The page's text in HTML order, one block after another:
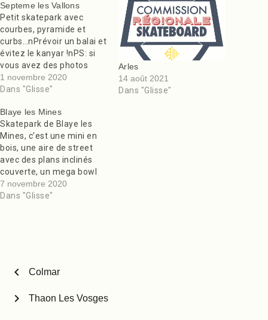
Septeme les Vallons
Petit skatepark avec
courbes, pyramide et
curbs…nPrévoir un balai et
évitez le kanyar !nPS: si
vous avez des photos
envoyez les à
« webmaster@skateparks.fr »
d éclairage.nVal Rhone
TP.n nEt surtout faites un
tour dans les skateparks
alentours, ils valent le
coup !n nL’article
Septeme les Vallons est
apparu en premier…
1 novembre 2020
Dans "Glisse"
Arles
14 août 2021
Dans "Glisse"
Blaye les Mines
Skatepark de Blaye les
Mines, c’est une mini en
bois, une aire de street
avec des plans inclinés
couverte, un mega bowl
avec spine, hips en
pagaille itou-itou et, une
alentours!nL’article Blaye
7 novembre 2020
Dans "Glisse"
chevron_left Colmar
Thaon Les Vosges
chevron_right